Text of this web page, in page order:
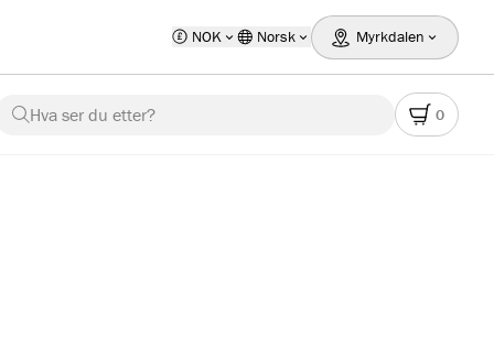
NOK Norsk Myrkdalen
Hva ser du etter? 0